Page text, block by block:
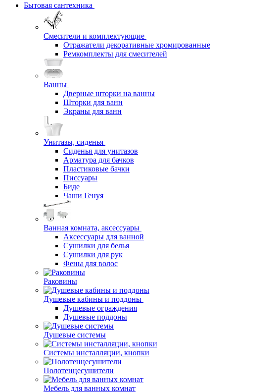
Бытовая сантехника
Смесители и комплектующие
Отражатели декоративные хромированные
Ремкомплекты для смесителей
Ванны
Дверные шторки на ванны
Шторки для ванн
Экраны для ванн
Унитазы, сиденья
Сиденья для унитазов
Арматура для бачков
Пластиковые бачки
Писсуары
Биде
Чаши Генуя
Ванная комната, аксессуары
Аксессуары для ванной
Сушилки для белья
Сушилки для рук
Фены для волос
Раковины
Душевые кабины и поддоны
Душевые ограждения
Душевые поддоны
Душевые системы
Системы инсталляции, кнопки
Полотенцесушители
Мебель для ванных комнат